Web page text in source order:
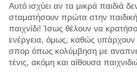
Αυτό ισχύει αν τα μικρά παιδιά
σταματήσουν πρώτα στην
παιχνίδι! Ίσως θέλουν να
ενέργεια, όμως, καθώς
σπορ όπως κολύμβηση με
τένις, ακόμη και αίθουσα